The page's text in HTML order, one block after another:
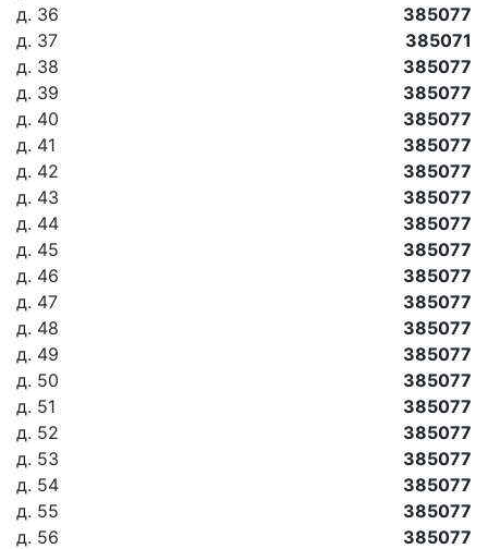
д. 36
385077
д. 37
385071
д. 38
385077
д. 39
385077
д. 40
385077
д. 41
385077
д. 42
385077
д. 43
385077
д. 44
385077
д. 45
385077
д. 46
385077
д. 47
385077
д. 48
385077
д. 49
385077
д. 50
385077
д. 51
385077
д. 52
385077
д. 53
385077
д. 54
385077
д. 55
385077
д. 56
385077